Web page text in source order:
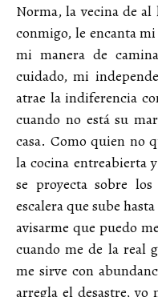
Norma, la vecina de
conmigo, le encanta
mi manera de
cuidado, mi
atrae la indiferencia
cuando no está su
casa. Como quien no
la cocina entreabierta
se proyecta sobre
escalera que sube
avisarme que puedo
cuando me de la real
me sirve con
arregla el desastre,